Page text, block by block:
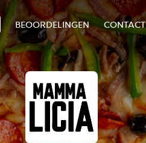
BEOORDELINGEN CONTACT